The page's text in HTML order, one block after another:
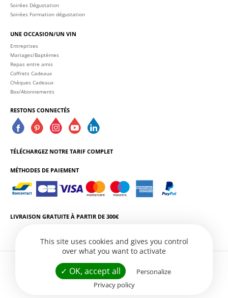
Soirées Dégustation
Soirées Formation dégustation
UNE OCCASION/UN VIN
Entreprises
Mariages/Baptèmes
Repas entre amis
Coffrets Cadeaux
Chèques Cadeaux
Box/Abonnements
RESTONS CONNECTÉS
TÉLÉCHARGEZ NOTRE TARIF COMPLET
MÉTHODES DE PAIEMENT
LIVRAISON GRATUITE À PARTIR DE 300€
L'ABUS D'ALCOOL EST DANGEREUX POUR LA SANTÉ. CONSOMMEZ AVEC
MODÉRATION.
Conditions Générales de Vente
Politique de Confidentialité
Site web par
This site uses cookies and gives you control
over what you want to activate
✓ OK, accept all
Personalize
Privacy policy